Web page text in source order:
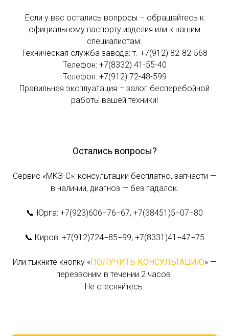
Если у вас остались вопросы – обращайтесь к
официальному паспорту изделия или к нашим
специалистам.
Техническая служба завода: т. +7(912) 82-82-568
Телефон: +7(8332) 41-55-40
Телефон: +7(912) 72-48-599
Правильная эксплуатация – залог бесперебойной
работы вашей техники!
Остались вопросы?
Сервис «МКЗ-С»: консультации бесплатно, запчасти —
в наличии, диагноз — без гадалок.
📞 Юрга: +7(923)606−76−67, +7(38451)5−07−80
📞 Киров: +7(912)724−85−99, +7(8331)41−47−75
Или тыкните кнопку «ПОЛУЧИТЬ КОНСУЛЬТАЦИЮ» —
перезвоним в течении 2 часов.
Не стесняйтесь.